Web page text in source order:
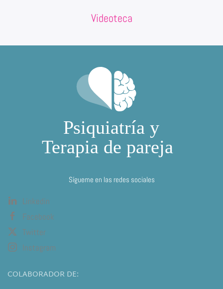
Videoteca
Sígueme en las redes sociales
Linkedin
Facebook
Twitter
Instagram
COLABORADOR DE: